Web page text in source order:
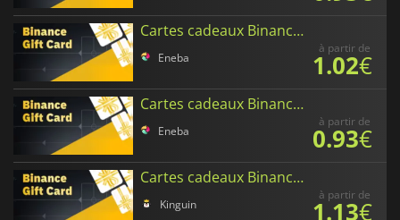
Cartes cadeaux Binance en XRP
Eneba
à partir de
1.02€
Cartes cadeaux Binance en Tether
Eneba
à partir de
0.93€
Cartes cadeaux Binance en Binance Coin
Kinguin
à partir de
1.13€